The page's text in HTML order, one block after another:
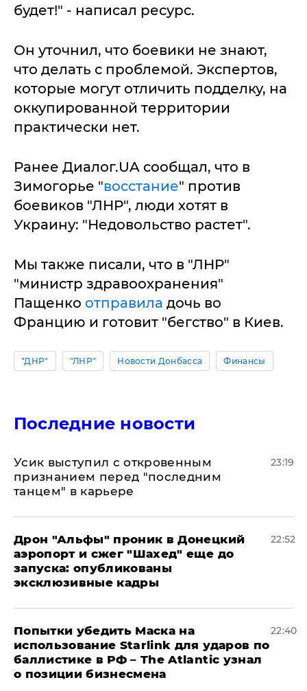
будет!" - написал ресурс.
Он уточнил, что боевики не знают,
что делать с проблемой. Экспертов,
которые могут отличить подделку, на
оккупированной территории
практически нет.
Ранее Диалог.UA сообщал, что в
Зимогорье "восстание" против
боевиков "ЛНР", люди хотят в
Украину: "Недовольство растет".
Мы также писали, что в "ЛНР"
"министр здравоохранения"
Пащенко отправила дочь во
Францию и готовит "бегство" в Киев.
"ДНР" "ЛНР" Новости Донбасса Финансы
Последние новости
Усик выступил с откровенным
признанием перед "последним
танцем" в карьере
23:19
Дрон "Альфы" проник в Донецкий
аэропорт и сжег "Шахед" еще до
запуска: опубликованы
эксклюзивные кадры
22:52
Попытки убедить Маска на
использование Starlink для ударов по
баллистике в РФ – The Atlantic узнал
о позиции бизнесмена
22:40